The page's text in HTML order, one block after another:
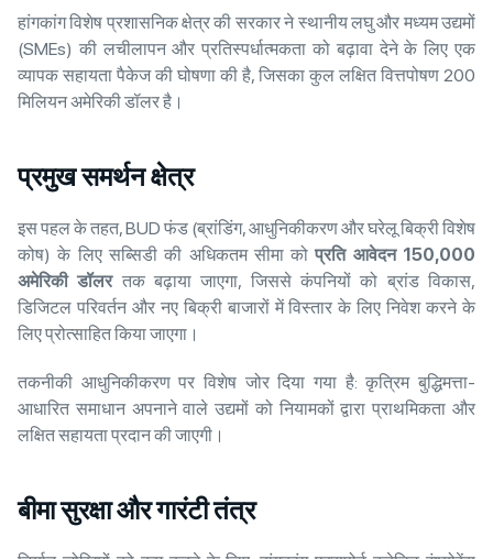
हांगकांग विशेष प्रशासनिक क्षेत्र की सरकार ने स्थानीय लघु और मध्यम उद्यमों
(SMEs) की लचीलापन और प्रतिस्पर्धात्मकता को बढ़ावा देने के लिए एक
व्यापक सहायता पैकेज की घोषणा की है, जिसका कुल लक्षित वित्तपोषण 200
मिलियन अमेरिकी डॉलर है।
प्रमुखसमर्थनक्षेत्र
इस पहल के तहत, BUD फंड (ब्रांडिंग, आधुनिकीकरण और घरेलू बिक्री विशेष
कोष) के लिए सब्सिडी की अधिकतम सीमा कोप्रति आवेदन 150,000
अमेरिकीडॉलरतक बढ़ाया जाएगा, जिससे कंपनियों को ब्रांड विकास,
डिजिटल परिवर्तन और नए बिक्री बाजारों में विस्तार के लिए निवेश करने के
लिए प्रोत्साहित किया जाएगा।
तकनीकी आधुनिकीकरण पर विशेष जोर दिया गया है: कृत्रिम बुद्धिमत्ता-
आधारित समाधान अपनाने वाले उद्यमों को नियामकों द्वारा प्राथमिकता और
लक्षित सहायता प्रदान की जाएगी।
बीमासुरक्षाऔरगारंटीतंत्र